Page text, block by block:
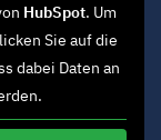
HubSpot. Um
Sie auf die
dabei Daten an